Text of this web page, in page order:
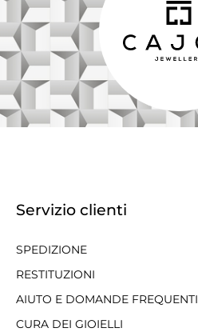
Servizio clienti
SPEDIZIONE
RESTITUZIONI
AIUTO E DOMANDE FREQUENTI
CURA DEI GIOIELLI